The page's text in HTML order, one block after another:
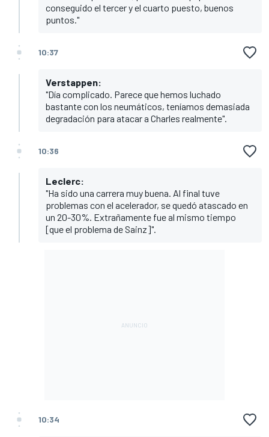
conseguido el tercer y el cuarto puesto, buenos
puntos."
10:37
Verstappen:
"Día complicado. Parece que hemos luchado
bastante con los neumáticos, teníamos demasiada
degradación para atacar a Charles realmente".
10:36
Leclerc:
"Ha sido una carrera muy buena. Al final tuve
problemas con el acelerador, se quedó atascado en
un 20-30%. Extrañamente fue al mismo tiempo
[que el problema de Sainz]".
10:34